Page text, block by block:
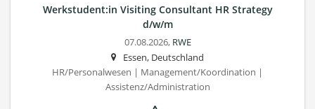
Werkstudent:in Visiting Consultant HR Strategy
d/w/m
07.08.2026, RWE
Essen, Deutschland
HR/Personalwesen | Management/Koordination |
Assistenz/Administration